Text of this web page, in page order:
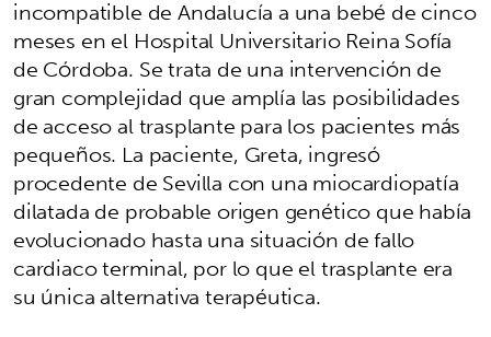
incompatible de Andalucía a una bebé de cinco
meses en el Hospital Universitario Reina Sofía
de Córdoba. Se trata de una intervención de
gran complejidad que amplía las posibilidades
de acceso al trasplante para los pacientes más
pequeños. La paciente, Greta, ingresó
procedente de Sevilla con una miocardiopatía
dilatada de probable origen genético que había
evolucionado hasta una situación de fallo
cardiaco terminal, por lo que el trasplante era
su única alternativa terapéutica.